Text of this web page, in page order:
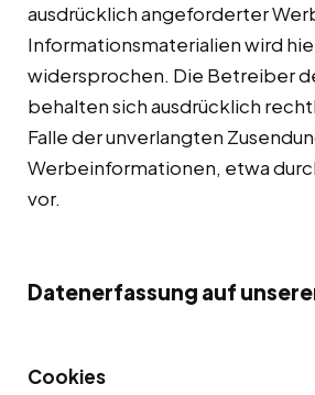
ausdrücklich angeforderter
Informationsmaterialien wird
widersprochen. Die Betreiber
behalten sich ausdrücklich
Falle der unverlangten
Werbeinformationen, etwa
vor.
Datenerfassung auf
Cookies